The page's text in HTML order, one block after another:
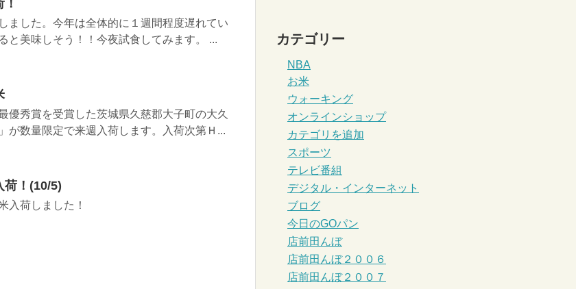
ました。今年は全体的に１週間程度遅れてい
と美味しそう！！今夜試食してみます。 ...
優秀賞を受賞した茨城県久慈郡大子町の大久
が数量限定で来週入荷します。入荷次第Ｈ...
荷！(10/5)
荷しました！
カテゴリー
NBA
お米
ウォーキング
オンラインショップ
カテゴリを追加
スポーツ
テレビ番組
デジタル・インターネット
ブログ
今日のGOパン
店前田んぼ
店前田んぼ２００６
店前田んぼ２００７